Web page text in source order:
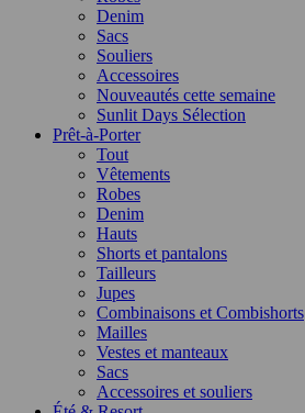
Denim
Sacs
Souliers
Accessoires
Nouveautés cette semaine
Sunlit Days Sélection
Prêt-à-Porter
Tout
Vêtements
Robes
Denim
Hauts
Shorts et pantalons
Tailleurs
Jupes
Combinaisons et Combishorts
Mailles
Vestes et manteaux
Sacs
Accessoires et souliers